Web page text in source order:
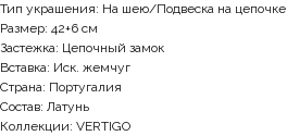
Тип украшения: На шею/Подвеска на цепочке
Размер: 42+6 см
Застежка: Цепочный замок
Вставка: Иск. жемчуг
Страна: Португалия
Состав: Латунь
Коллекции: VERTIGO